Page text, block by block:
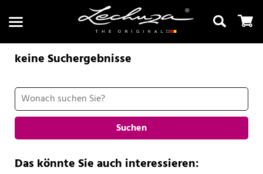
Suchen
keine Suchergebnisse
Suchen
Das könnte Sie auch interessieren: